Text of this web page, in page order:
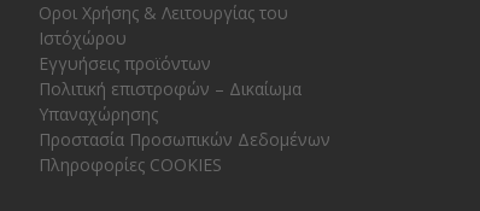
Οροι Χρήσης & Λειτουργίας του
Ιστόχώρου
Εγγυήσεις προϊόντων
Πολιτική επιστροφών – Δικαίωμα
Υπαναχώρησης
Προστασία Προσωπικών Δεδομένων
Πληροφορίες COOKIES